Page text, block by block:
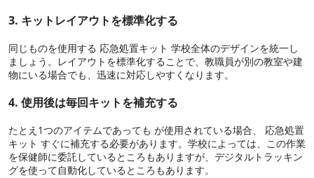
3. キットレイアウトを標準化する
同じものを使用する 応急処置キット 学校全体のデザインを統一し
ましょう。レイアウトを標準化することで、教職員が別の教室や建
物にいる場合でも、迅速に対応しやすくなります。
4. 使用後は毎回キットを補充する
たとえ1つのアイテムであっても が使用されている場合、 応急処置
キット すぐに補充する必要があります。学校によっては、この作業
を保健師に委託しているところもありますが、デジタルトラッキン
グを使って自動化しているところもあります。